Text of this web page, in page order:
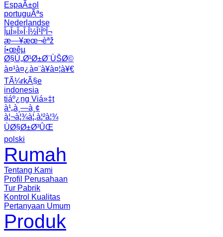
EspaÃ±ol
portuguÃªs
Nederlandse
ÎµÎ»Î»Î·Î½Î¹ÎºÎ¬
æ—¥æœ¬èªž
í•œêµ­
Ø§Ù„Ø¹Ø±Ø¨ÙŠØ©
à¤¹à¤¿à¤¨à¥à¤¦à¥€
TÃ¼rkÃ§e
indonesia
tiáº¿ng Viá»‡t
à¹„à¸—à¸¢
à¦¬à¦¾à¦‚à¦²à¦¾
ÙØ§Ø±Ø³ÛŒ
polski
Rumah
Tentang Kami
Profil Perusahaan
Tur Pabrik
Kontrol Kualitas
Pertanyaan Umum
Produk